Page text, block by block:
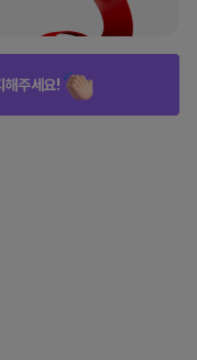
주세요!